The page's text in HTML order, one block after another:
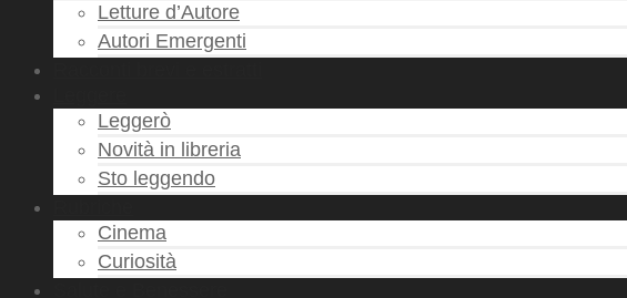
Letture d’Autore
Autori Emergenti
Leggerò
Novità in libreria
Sto leggendo
Cinema
Curiosità